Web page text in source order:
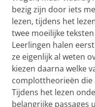
bezig zijn door iets
lezen, tijdens het
twee moeilijke
Leerlingen halen
ze eigenlijk al weten
kiezen daarna welke
complottheorieën die
Tijdens het lezen
belangrijke passages